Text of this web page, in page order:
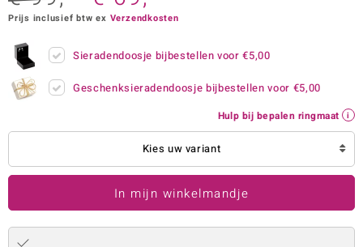
Collection
Prijs inclusief btw ex Verzendkosten
Sieradendoosje bijbestellen voor€5,00
Geschenksieradendoosje bijbestellen voor €5,00
Hulp bij bepalen ringmaat
Kies uw variant
In mijn winkelmandje